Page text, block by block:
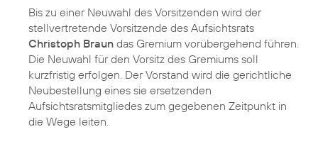
Bis zu einer Neuwahl des Vorsitzenden wird der
stellvertretende Vorsitzende des Aufsichtsrats
Christoph Braun das Gremium vorübergehend führen.
Die Neuwahl für den Vorsitz des Gremiums soll
kurzfristig erfolgen. Der Vorstand wird die gerichtliche
Neubestellung eines sie ersetzenden
Aufsichtsratsmitgliedes zum gegebenen Zeitpunkt in
die Wege leiten.